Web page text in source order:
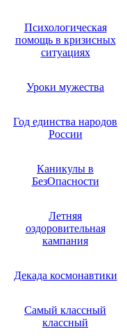
Психологическая
помощь в кризисных
ситуациях
Уроки мужества
Год единства народов
России
Каникулы в
БезОпасности
Летняя
оздоровительная
кампания
Декада космонавтики
Самый классный
классный